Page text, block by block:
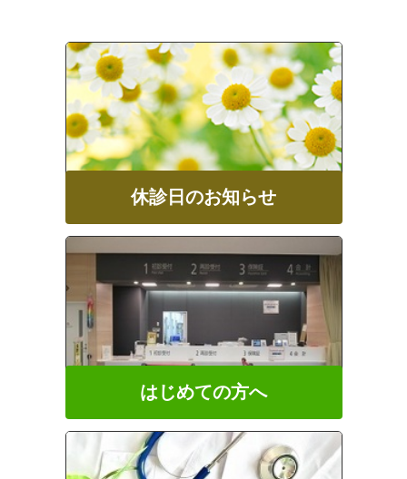
休診日のお知らせ
はじめての方へ